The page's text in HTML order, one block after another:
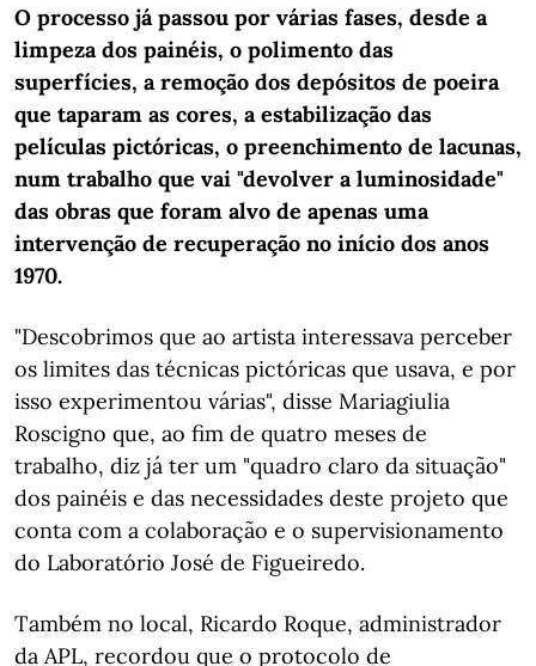
O processo já passou por várias fases, desde a
limpeza dos painéis, o polimento das
superfícies, a remoção dos depósitos de poeira
que taparam as cores, a estabilização das
películas pictóricas, o preenchimento de lacunas,
num trabalho que vai "devolver a luminosidade"
das obras que foram alvo de apenas uma
intervenção de recuperação no início dos anos
1970.
"Descobrimos que ao artista interessava perceber
os limites das técnicas pictóricas que usava, e por
isso experimentou várias", disse Mariagiulia
Roscigno que, ao fim de quatro meses de
trabalho, diz já ter um "quadro claro da situação"
dos painéis e das necessidades deste projeto que
conta com a colaboração e o supervisionamento
do Laboratório José de Figueiredo.
Também no local, Ricardo Roque, administrador
da APL, recordou que o protocolo de